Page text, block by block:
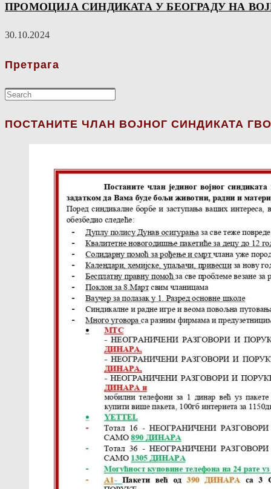
ПРОМОЦИЈА СИНДИКАТА У БЕОГРАДУ НА
30.10.2024
Претрага
ПОСТАНИТЕ ЧЛАН ВОЈНОГ СИНДИКАТА